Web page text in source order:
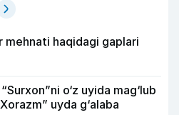
mehnati haqidagi gaplari
o‘z uyida mag‘lub
uyda g‘alaba